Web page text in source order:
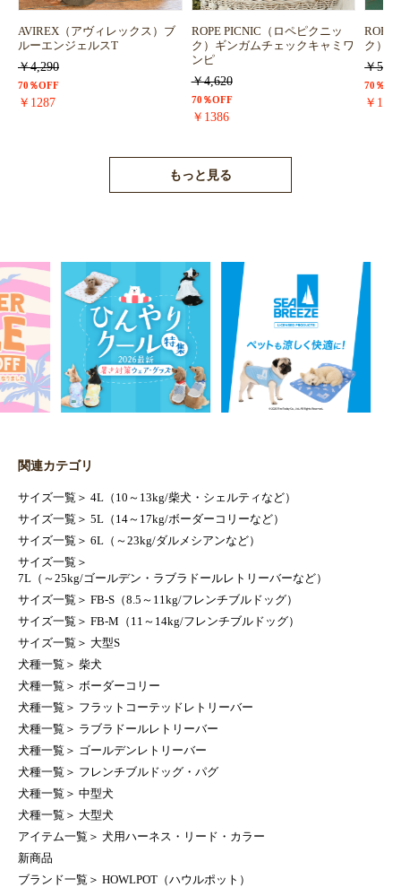
AVIREX（アヴィレックス）ブ
ルーエンジェルスT
￥4,290
70％OFF
￥1287
ROPE PICNIC（ロペピクニッ
ク）ギンガムチェックキャミワ
ンピ
￥4,620
70％OFF
￥1386
ROPE
ク）
￥
70％
￥
もっと見る
関連カテゴリ
サイズ一覧 ＞ 4L（10～13kg/柴犬・シェルティなど）
サイズ一覧 ＞ 5L（14～17kg/ボーダーコリーなど）
サイズ一覧 ＞ 6L（～23kg/ダルメシアンなど）
サイズ一覧 ＞
7L（～25kg/ゴールデン・ラブラドールレトリーバーなど）
サイズ一覧 ＞ FB-S（8.5～11kg/フレンチブルドッグ）
サイズ一覧 ＞ FB-M（11～14kg/フレンチブルドッグ）
サイズ一覧 ＞ 大型S
犬種一覧 ＞ 柴犬
犬種一覧 ＞ ボーダーコリー
犬種一覧 ＞ フラットコーテッドレトリーバー
犬種一覧 ＞ ラブラドールレトリーバー
犬種一覧 ＞ ゴールデンレトリーバー
犬種一覧 ＞ フレンチブルドッグ・パグ
犬種一覧 ＞ 中型犬
犬種一覧 ＞ 大型犬
アイテム一覧 ＞ 犬用ハーネス・リード・カラー
新商品
ブランド一覧 ＞ HOWLPOT（ハウルポット）